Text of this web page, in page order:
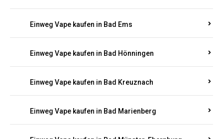
Einweg Vape kaufen in Bad Ems
Einweg Vape kaufen in Bad Hönningen
Einweg Vape kaufen in Bad Kreuznach
Einweg Vape kaufen in Bad Marienberg